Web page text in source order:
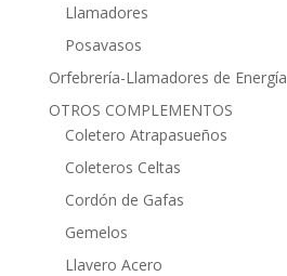
Llamadores
Posavasos
Orfebrería-Llamadores de Energía
OTROS COMPLEMENTOS
Coletero Atrapasueños
Coleteros Celtas
Cordón de Gafas
Gemelos
Llavero Acero